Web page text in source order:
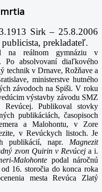
Sirk – 25.8.2006
prekladateľ.
na reálnom gymnáziu v
Po absolvovaní diaľkového
technik v Drnave, Rožňave a
ministerstve hutného
závodoch na Spiši. V roku
výstavby závodu SMZ
Publikoval stovky
publikáciách, časopisoch
a Malohontu, v Zore
v Revúckych listoch. Je
publikácií, napr. Magnezit
zvon Quirin v Revúcej a i.
Malohonte podal náročnú
16. storočia do konca roka
mesta Revúca Zlatý